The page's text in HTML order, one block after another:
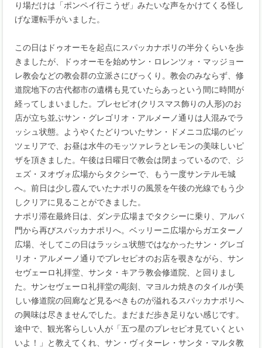
り場だけは「ポンペイ行こうぜ」みたいな声をかけてくる怪し
げな運転手がいました。
この日はドゥオーモを起点にスパッカナポリの半分くらいを歩
きましたが、ドゥオーモを始めサン・ロレンツォ・マッジョー
レ教会などの教会群の立派さにびっくり。教会のみならず、修
道院地下の古代都市の遺構も見ていたらあっという間に時間が
経ってしまいました。プレセピオ(クリスマス飾りの人形)のお
店が立ち並ぶサン・グレゴリオ・アルメーノ通りは人混みでラ
ッシュ状態。ようやくたどりついたサン・ドメニコ広場のピッ
ツェリアで、お昼は水牛のモッツァレラとレモンの美味しいピ
ザを頂きました。午後は日曜日で教会は閉まっているので、ジ
ェズ・ヌオヴォ広場からタクシーで、もう一度サンテルモ城
へ。前日は少し霞んでいたナポリの風景を午後の光線でもう少
しクリアに見ることができました。
ナポリ滞在最終日は、ダンテ広場までタクシーに乗り、アルバ
門から再びスパッカナポリへ。ベッリーニ広場からガエターノ
広場、そしてこの日はラッシュ状態ではなかったサン・グレゴ
リオ・アルメーノ通りでプレセピオのお店を覗きながら、サン
セヴェーロ礼拝堂、サンタ・キアラ教会修道院、と回りまし
た。サンセヴェーロ礼拝堂の彫刻、マヨルカ焼きのタイルが美
しい修道院の回廊など見るべきものが溢れるスパッカナポリへ
の興味は尽きませんでした。まだまだ歩き足りない感じです。
途中で、観光客らしい人が「五つ星のプレセピオ見ていくとい
いよ！」と教えてくれ、サン・ヴィターレ・サンタ・マルタ教